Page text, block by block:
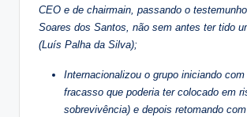
CEO e de chairmain, passando o
Soares dos Santos, não sem antes ter tido
(Luís Palha da Silva);
Internacionalizou o grupo iniciando
fracasso que poderia ter colocado em
sobrevivência) e depois retomando